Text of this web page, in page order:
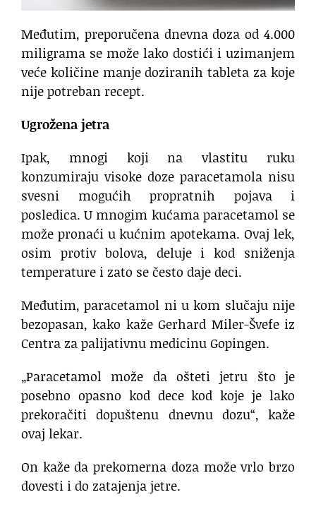
Međutim, preporučena dnevna doza od 4.000
miligrama se može lako dostići i uzimanjem
veće količine manje doziranih tableta za koje
nije potreban recept.
Ugrožena jetra
Ipak, mnogi koji na vlastitu ruku
konzumiraju visoke doze paracetamola nisu
svesni mogućih propratnih pojava i
posledica. U mnogim kućama paracetamol se
može pronaći u kućnim apotekama. Ovaj lek,
osim protiv bolova, deluje i kod sniženja
temperature i zato se često daje deci.
Međutim, paracetamol ni u kom slučaju nije
bezopasan, kako kaže Gerhard Miler-Švefe iz
Centra za palijativnu medicinu Gopingen.
„Paracetamol može da ošteti jetru što je
posebno opasno kod dece kod koje je lako
prekoračiti dopuštenu dnevnu dozu“, kaže
ovaj lekar.
On kaže da prekomerna doza može vrlo brzo
dovesti i do zatajenja jetre.